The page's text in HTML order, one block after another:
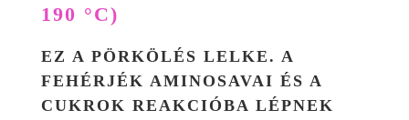
190 °C)
EZ A PÖRKÖLÉS LELKE. A
FEHÉRJÉK AMINOSAVAI ÉS A
CUKROK REAKCIÓBA LÉPNEK